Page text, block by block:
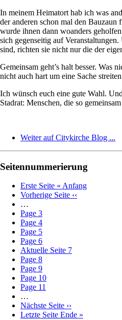
In meinem Heimatort hab ich was
der anderen schon mal den Bauzaun
wurde ihnen dann woanders
sich gegenseitig auf
sind, richten sie nicht nur die der
Gemeinsam geht’s halt besser. Was
nicht auch hart um eine Sache
Ich wünsch euch eine gute Wahl.
Stadrat: Menschen, die so
Weiter auf Citykirche Blog ...
Seitennummerierung
Erste Seite « Anfang
Vorherige Seite ‹‹
…
Page 3
Page 4
Page 5
Page 6
Aktuelle Seite 7
Page 8
Page 9
Page 10
Page 11
…
Nächste Seite ››
Letzte Seite Ende »